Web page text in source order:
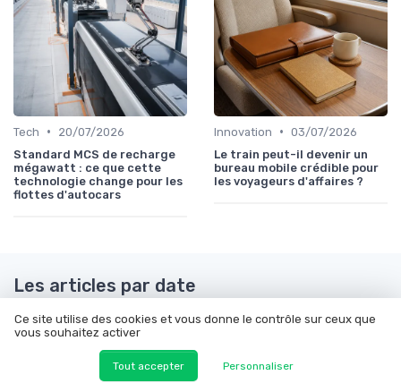
Tech •
20/07/2026
Standard MCS de recharge
mégawatt : ce que cette
technologie change pour les
flottes d'autocars
Innovation • 03/07/2026
Le train peut-il devenir un
bureau mobile crédible pour
les voyageurs d'affaires ?
Les articles par date
Octobre 2023
Novembre 2023
Mars 2024
Ce site utilise des cookies et vous donne le contrôle sur ceux que
vous souhaitez activer
Tout accepter Personnaliser